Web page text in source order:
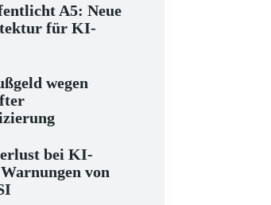
A5: Neue
für KI-
wegen
bei KI-
von